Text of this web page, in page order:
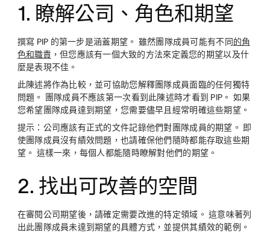
1. 瞭解公司、角色和期望
撰寫 PIP 的第一步是涵蓋期望。 雖然團隊成員可能有不同的角
色和職責，但您應該有一個大致的方法來定義您的期望以及什
麼是表現不佳。
此陳述將作為比較，並可協助您解釋團隊成員面臨的任何獨特
問題。 團隊成員不應該第一次看到此陳述時才看到 PIP。 如果
您希望團隊成員達到期望，您需要儘早且經常明確這些期望。
提示： 公司應該有正式的文件記錄他們對團隊成員的期望。 即
使團隊成員沒有績效問題，也請確保他們隨時都能存取這些期
望。 這樣一來，每個人都能隨時瞭解對他們的期望。
2. 找出可改善的空間
在審閱公司期望後，請確定需要改進的特定領域。 這意味著列
出此團隊成員未達到期望的具體方式，並提供其績效的範例。